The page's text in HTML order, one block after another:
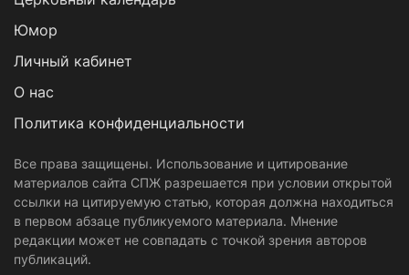
Юмор
Личный кабинет
О нас
Политика конфиденциальности
Все права защищены. Использование и цитирование
материалов сайта СПЖ разрешается при условии открытой
ссылки на цитируемую статью, которая должна находиться
в первом абзаце публикуемого материала. Мнение
редакции может не совпадать с точкой зрения авторов
публикаций.